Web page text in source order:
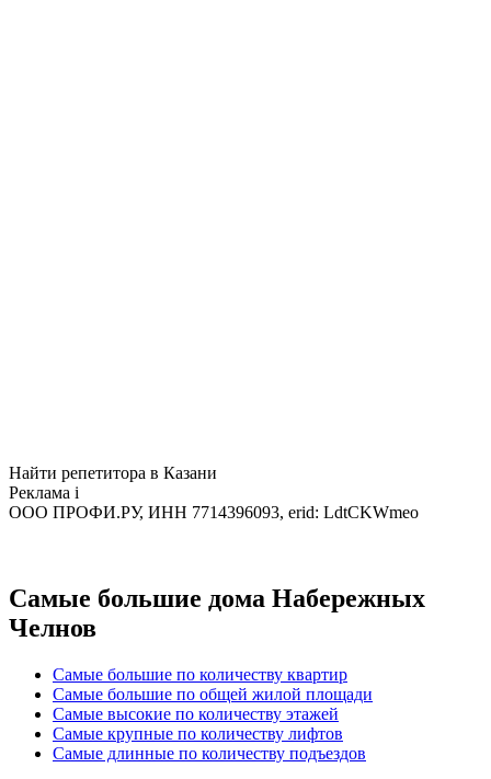
Найти репетитора в Казани
Реклама i
ООО ПРОФИ.РУ, ИНН 7714396093, erid: LdtCKWmeo
Самые большие дома Набережных
Челнов
Самые большие по количеству квартир
Самые большие по общей жилой площади
Самые высокие по количеству этажей
Самые крупные по количеству лифтов
Самые длинные по количеству подъездов